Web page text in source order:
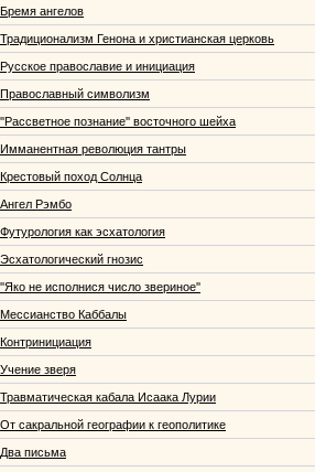
Бремя ангелов
Традиционализм Генона и христианская церковь
Русское православие и инициация
Православный символизм
''Рассветное познание'' восточного шейха
Имманентная революция тантры
Крестовый поход Солнца
Ангел Рэмбо
Футурология как эсхатология
Эсхатологический гнозис
''Яко не исполнися число звериное''
Мессианство Каббалы
Контринициация
Учение зверя
Травматическая кабала Исаака Лурии
От сакральной географии к геополитике
Два письма